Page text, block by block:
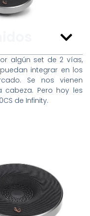
algún set de 2 vías,
integrar en los
Se nos vienen
Pero hoy les
de Infinity.